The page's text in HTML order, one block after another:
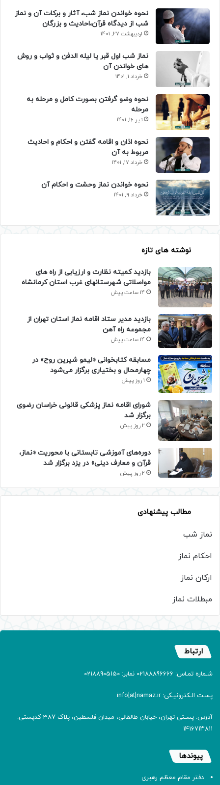
نحوه خواندن نماز شب، آثار و برکات آن و نماز
شب از دیدگاه قرآن،احادیث و بزرگان
اردیبهشت 27, 1401
نماز شب اول قبر یا لیله الدفن و ثواب و روش
های خواندن آن
خرداد 1, 1401
نحوه وضو گرفتن بصورت کامل و مرحله به
مرحله
تیر 16, 1401
نحوه اذان و اقامه گفتن و احکام و احادیث
مربوط به آن
خرداد 17, 1401
نحوه خواندن نماز وحشت و احکام آن
خرداد 9, 1401
نوشته های تازه
بازدید کمیته نظارت و ارزیابی از راه های
مواصلاتی شهرستانهای غرب استان کرمانشاه
14 ساعت پیش
بازدید مدیر ستاد اقامه نماز استان تهران از
مجموعه راه آهن
14 ساعت پیش
مسابقه کتابخوانی «لیمو شیرین روح» در
چهارمحال و بختیاری برگزار می‌شود
1 روز پیش
شورای اقامه نماز پزشکی قانونی خراسان رضوی
برگزار شد
2 روز پیش
دوره‌های آموزشی تابستانی با محوریت «نماز،
قرآن و معارف دینی» در یزد برگزار شد
2 روز پیش
مطالب پیشنهادی
نماز شب
احکام نماز
ارکان نماز
مبطلات نماز
ارتباط
شـماره تمـاس: 02188896666 نمابر: 02188905150
پسـت الـکترونیـکی: info[at]namaz.ir
آدرس: پسـتی تهران، خیابان طالقانی، میدان فلسطین، پلاک 387 کدپستی:
۱۴۱۶۷۱۳۸۱۱
پیوندها
دفتر مقام معظم رهبری